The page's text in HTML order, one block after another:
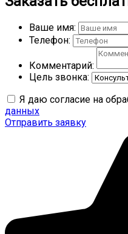
Ваше имя:
Телефон:
Комментарий:
Цель звонка:
Я даю согласие на
данных
Отправить заявку